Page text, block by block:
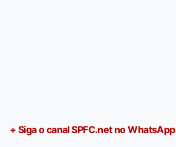
+ Siga o canal SPFC.net no WhatsApp